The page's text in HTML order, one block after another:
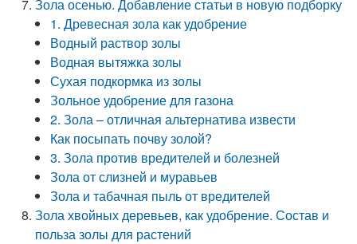
Зола осенью. Добавление статьи в новую подборку
1. Древесная зола как удобрение
Водный раствор золы
Водная вытяжка золы
Сухая подкормка из золы
Зольное удобрение для газона
2. Зола – отличная альтернатива извести
Как посыпать почву золой?
3. Зола против вредителей и болезней
Зола от слизней и муравьев
Зола и табачная пыль от вредителей
Зола хвойных деревьев, как удобрение. Состав и
польза золы для растений